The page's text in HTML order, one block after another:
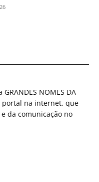
NOMES DA
portal na internet, que
da comunicação no